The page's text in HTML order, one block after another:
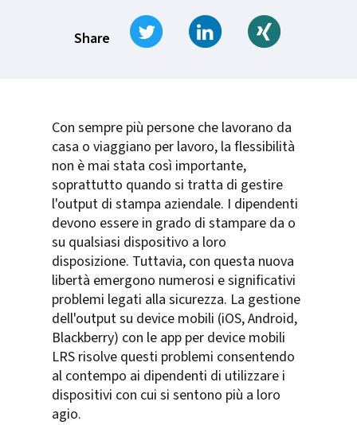
Share
Tweet Share on LinkedIn
Con sempre più persone che lavorano da
casa o viaggiano per lavoro, la flessibilità
non è mai stata così importante,
soprattutto quando si tratta di gestire
l'output di stampa aziendale. I dipendenti
devono essere in grado di stampare da o
su qualsiasi dispositivo a loro
disposizione. Tuttavia, con questa nuova
libertà emergono numerosi e significativi
problemi legati alla sicurezza. La gestione
dell'output su device mobili (iOS, Android,
Blackberry) con le app per device mobili
LRS risolve questi problemi consentendo
al contempo ai dipendenti di utilizzare i
dispositivi con cui si sentono più a loro
agio.